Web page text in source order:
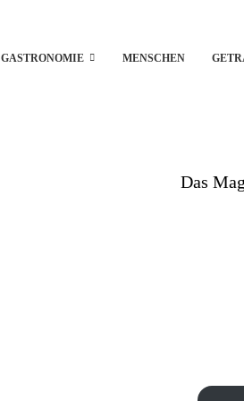
GASTRONOMIE MENSCHEN
Das